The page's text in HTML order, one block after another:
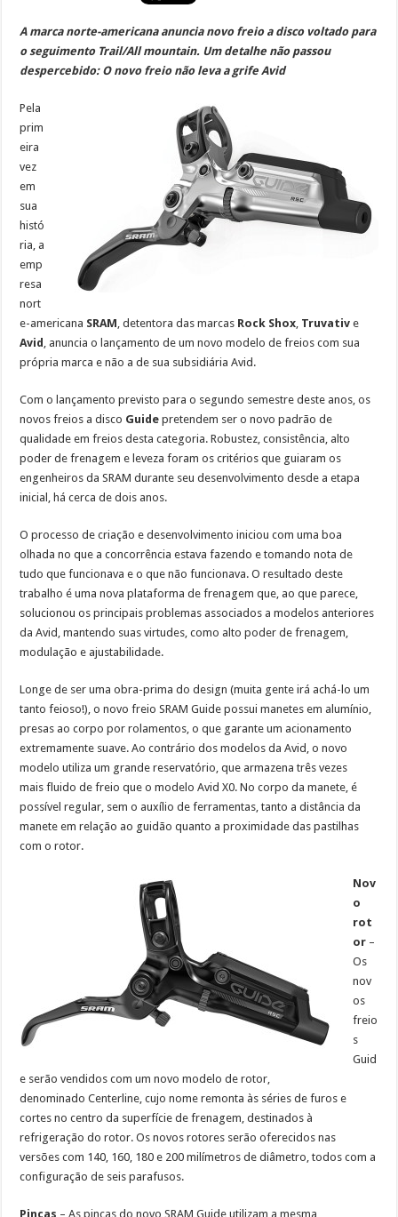
A marca norte-americana anuncia novo freio a disco voltado para
o seguimento Trail/All mountain. Um detalhe não passou
despercebido: O novo freio não leva a grife Avid
Pela
prim
eira
vez
em
sua
histó
ria, a
emp
resa
nort
e-americana SRAM, detentora das marcas Rock Shox, Truvativ e
Avid , anuncia o lançamento de um novo modelo de freios com sua
própria marca e não a de sua subsidiária Avid.
Com o lançamento previsto para o segundo semestre deste anos, os
novos freios a disco Guide pretendem ser o novo padrão de
qualidade em freios desta categoria. Robustez, consistência, alto
poder de frenagem e leveza foram os critérios que guiaram os
engenheiros da SRAM durante seu desenvolvimento desde a etapa
inicial, há cerca de dois anos.
O processo de criação e desenvolvimento iniciou com uma boa
olhada no que a concorrência estava fazendo e tomando nota de
tudo que funcionava e o que não funcionava. O resultado deste
trabalho é uma nova plataforma de frenagem que, ao que parece,
solucionou os principais problemas associados a modelos anteriores
da Avid, mantendo suas virtudes, como alto poder de frenagem,
modulação e ajustabilidade.
Longe de ser uma obra-prima do design (muita gente irá achá-lo um
tanto feioso!), o novo freio SRAM Guide possui manetes em alumínio,
presas ao corpo por rolamentos, o que garante um acionamento
extremamente suave. Ao contrário dos modelos da Avid, o novo
modelo utiliza um grande reservatório, que armazena três vezes
mais fluido de freio que o modelo AvidX0. No corpo da manete, é
possível regular, sem o auxílio de ferramentas, tanto a distância da
manete em relação ao guidão quanto a proximidade das pastilhas
com o rotor.
Nov
o
rot
or –
Os
nov
os
freio
s
Guid
e serão vendidos com um novo modelo de rotor,
denominado Centerline, cujo nome remonta às séries de furos e
cortes no centro da superfície de frenagem, destinados à
refrigeração do rotor. Os novos rotores serão oferecidos nas
versões com 140, 160, 180 e 200 milímetros de diâmetro, todos com a
configuração de seis parafusos.
Pinças – As pinças do novo SRAM Guide utilizam a mesma